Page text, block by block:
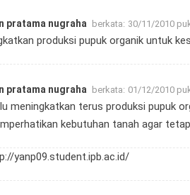
pratama nugraha berkata: 30/11/2010
produksi pupuk organik untuk
pratama nugraha berkata: 01/12/2010
meningkatkan terus produksi pupuk
kebutuhan tanah agar
yanp09.student.ipb.ac.id/